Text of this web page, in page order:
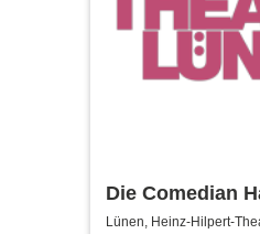
Die Comedian
Heinz-Hilpert-
Lünen, Heinz-Hilpert-